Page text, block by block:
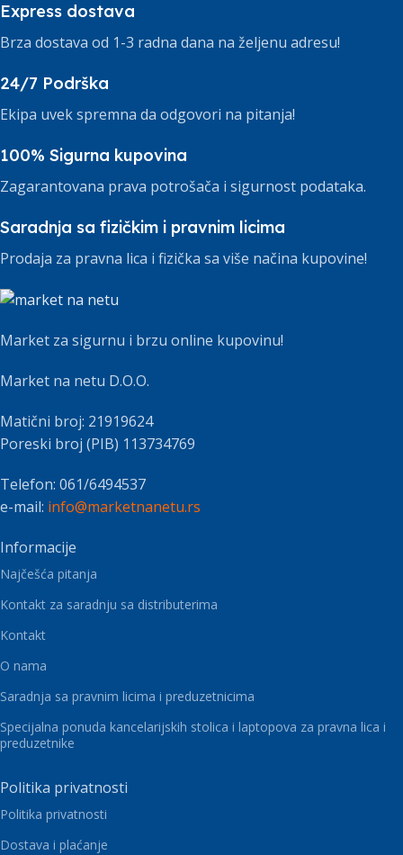
Express dostava
Brza dostava od 1-3 radna dana na željenu adresu!
24/7 Podrška
Ekipa uvek spremna da odgovori na pitanja!
100% Sigurna kupovina
Zagarantovana prava potrošača i sigurnost podataka.
Saradnja sa fizičkim i pravnim licima
Prodaja za pravna lica i fizička sa više načina kupovine!
Market za sigurnu i brzu online kupovinu!
Market na netu D.O.O.
Matični broj: 21919624
Poreski broj (PIB) 113734769
Telefon: 061/6494537
e-mail: info@marketnanetu.rs
Informacije
Najčešća pitanja
Kontakt za saradnju sa distributerima
Kontakt
O nama
Saradnja sa pravnim licima i preduzetnicima
Specijalna ponuda kancelarijskih stolica i laptopova za pravna lica i
preduzetnike
Politika privatnosti
Politika privatnosti
Dostava i plaćanje